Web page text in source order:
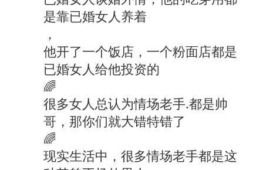
是靠已婚女人养着
，
他开了一个饭店，一个粉面店都是
已婚女人给他投资的
🌈
很多女人总认为情场老手.都是帅
哥，那你们就大错特错了
🌈
现实生活中，很多情场老手都是这